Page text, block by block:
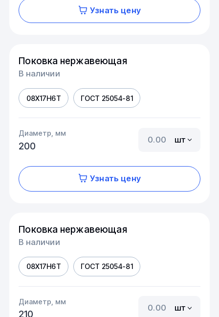
Узнать цену
Поковка нержавеющая
В наличии
08Х17Н6Т ГОСТ 25054-81
Диаметр, мм
200
шт
Узнать цену
Поковка нержавеющая
В наличии
08Х17Н6Т ГОСТ 25054-81
Диаметр, мм
210
шт